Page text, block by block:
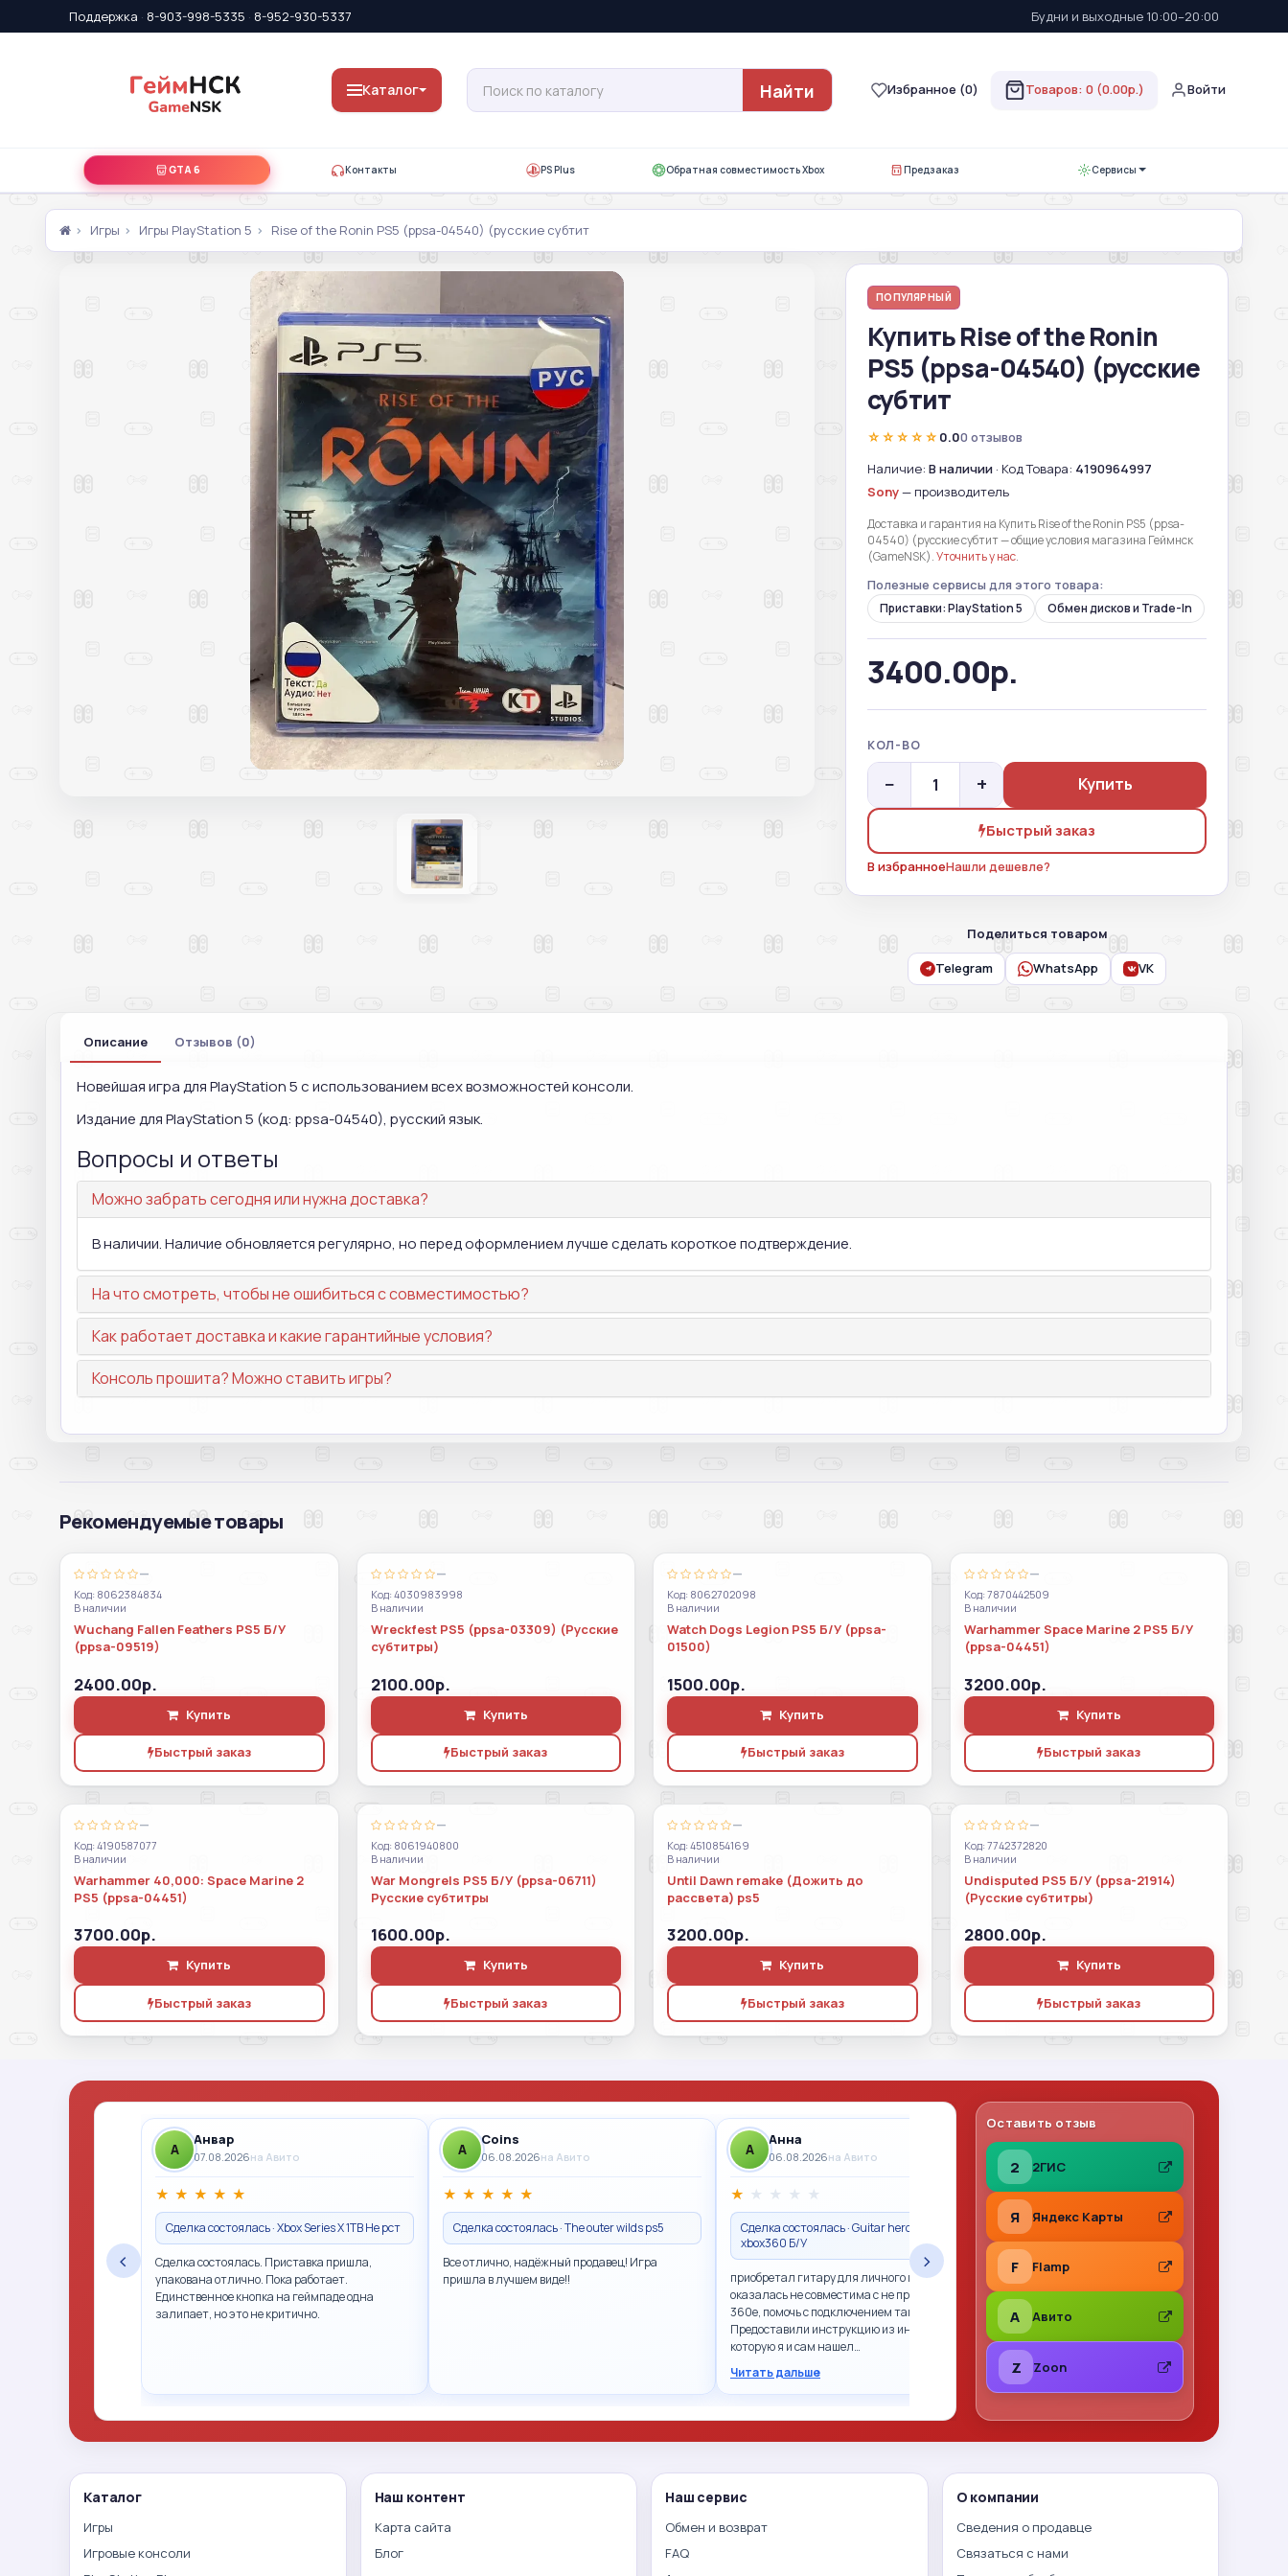
Поддержка · 8-903-998-5335 · 8-952-930-5337 Будни и выходные 10:00–20:00
Каталог Найти Избранное (0) Товаров: 0 (0.00р.) Войти
GTA 6 Контакты PS Plus Обратная совместимость Xbox Предзаказ Сервисы
Игры Игры PlayStation 5 Rise of the Ronin PS5 (ppsa-04540) (русские субтит
ПОПУЛЯРНЫЙ
Купить Rise of the Ronin
PS5 (ppsa-04540) (русские
субтит
☆☆☆☆☆ 0.00 отзывов
Наличие: В наличии · Код Товара: 4190964997
Sony— производитель
Доставка и гарантия на Купить Rise of the Ronin PS5 (ppsa-
04540) (русские субтит — общие условия магазина Геймнск
(GameNSK).Уточнить у нас.
Полезные сервисы для этого товара:
Приставки: PlayStation 5 Обмен дисков и Trade-In
3400.00р.
КОЛ-ВО
− + Купить
Быстрый заказ
В избранноеНашли дешевле?
Поделиться товаром
Telegram WhatsApp VK
Описание Отзывов (0)
Новейшая игра для PlayStation 5 с использованием всех возможностей консоли.
Издание для PlayStation 5 (код: ppsa-04540), русский язык.
Вопросы и ответы
Можно забрать сегодня или нужна доставка?
В наличии. Наличие обновляется регулярно, но перед оформлением лучше сделать короткое подтверждение.
На что смотреть, чтобы не ошибиться с совместимостью?
Как работает доставка и какие гарантийные условия?
Консоль прошита? Можно ставить игры?
Рекомендуемые товары
—
Код: 8062384834
В наличии
Wuchang Fallen Feathers PS5 Б/У
(ppsa-09519)
2400.00р.
Купить
Быстрый заказ
—
Код: 4030983998
В наличии
Wreckfest PS5 (ppsa-03309) (Русские
субтитры)
2100.00р.
Купить
Быстрый заказ
—
Код: 8062702098
В наличии
Watch Dogs Legion PS5 Б/У (ppsa-
01500)
1500.00р.
Купить
Быстрый заказ
—
Код: 7870442509
В наличии
Warhammer Space Marine 2 PS5 Б/У
(ppsa-04451)
3200.00р.
Купить
Быстрый заказ
—
Код: 4190587077
В наличии
Warhammer 40,000: Space Marine 2
PS5 (ppsa-04451)
3700.00р.
Купить
Быстрый заказ
—
Код: 8061940800
В наличии
War Mongrels PS5 Б/У (ppsa-06711)
Русские субтитры
1600.00р.
Купить
Быстрый заказ
—
Код: 4510854169
В наличии
Until Dawn remake (Дожить до
рассвета) ps5
3200.00р.
Купить
Быстрый заказ
—
Код: 7742372820
В наличии
Undisputed PS5 Б/У (ppsa-21914)
(Русские субтитры)
2800.00р.
Купить
Быстрый заказ
‹
A
Анвар
07.08.2026на Авито
★ ★ ★ ★ ★
Сделка состоялась · Xbox Series X 1TB Не рст
Сделка состоялась. Приставка пришла,
упакована отлично. Пока работает.
Единственное кнопка на геймпаде одна
залипает, но это не критично.
A
Coins
06.08.2026на Авито
★ ★ ★ ★ ★
Сделка состоялась · The outer wilds ps5
Все отлично, надёжный продавец! Игра
пришла в лучшем виде!!
A
Анна
06.08.2026на Авито
★ ★ ★ ★ ★
Сделка состоялась · Guitar hero гитара
xbox360 Б/У
приобретал гитару для личного пользования,
оказалась не совместима с не прошитым xbox
360e, помочь с подключением так и не смогли.
Предоставили инструкцию из интернета,
которую я и сам нашел…
Читать дальше
Владимир Леонов
★ ★ ★ ★ ★
Сделка состоялась · Call of Duty 2: Big Red
One PS2 (sles-53415) (Англ
Все отлично. Фото перед отправкой, хорошо
упаковано. Рекомендую
›
Оставить отзыв
2 2ГИС
Я Яндекс Карты
F Flamp
A Авито
Z Zoon
Каталог
Игры
Игровые консоли
Наш контент
Карта сайта
Блог
Наш сервис
Обмен и возврат
FAQ
О компании
Сведения о продавце
Связаться с нами